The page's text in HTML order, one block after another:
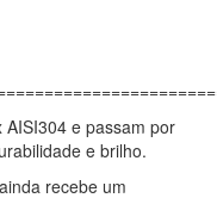
e passam por
e brilho.
recebe um